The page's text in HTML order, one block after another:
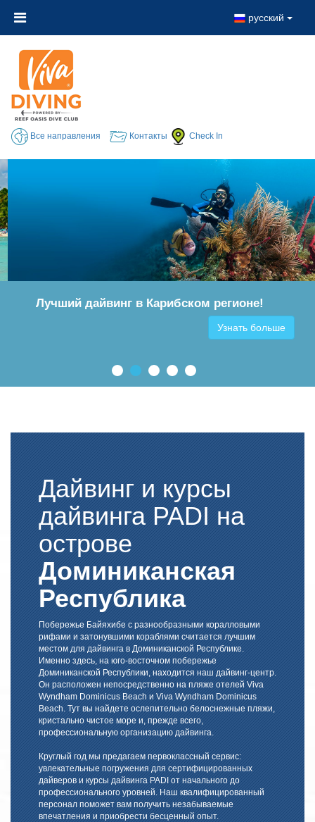
русский
Все направления Контакты Check In
Лучший дайвинг в Карибском регионе!
Узнать больше
Дайвинг и курсы
дайвинга PADI на
острове
Доминиканская
Республика
Побережье Байяхибе с разнообразными коралловыми
рифами и затонувшими кораблями считается лучшим
местом для дайвинга в Доминиканской Республике.
Именно здесь, на юго-восточном побережье
Доминиканской Республики, находится наш дайвинг-центр.
Он расположен непосредственно на пляже отелей Viva
Wyndham Dominicus Beach и Viva Wyndham Dominicus
Beach. Тут вы найдете ослепительно белоснежные пляжи,
кристально чистое море и, прежде всего,
профессиональную организацию дайвинга.
Круглый год мы предагаем первоклассный сервис:
увлекательные погружения для сертифицированных
дайверов и курсы дайвинга PADI от начального до
профессионального уровней. Наш квалифицированный
персонал поможет вам получить незабываемые
впечатления и приобрести бесценный опыт.